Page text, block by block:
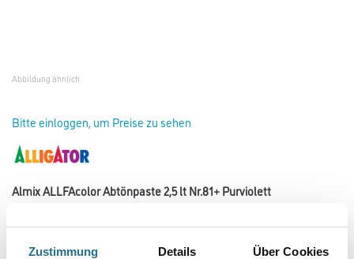
Zustimmung Details Über Cookies
Abbildung ähnlich
Bitte einloggen, um Preise zu sehen
Almix ALLFAcolor Abtönpaste 2,5 lt Nr.81+ Purviolett